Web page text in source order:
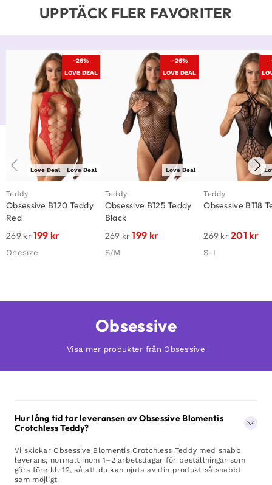
UPPTÄCK FLER FAVORITER
-26%
LOVE DEAL
Love Deal
Love Deal
Teddy
Obsessive B120 Teddy
Red
269kr199 kr
Onesize
-26%
LOVE DEAL
Love Deal
Teddy
Obsessive B125 Teddy
Black
269kr199 kr
S/M
Teddy
Obsessive B118
269kr201 kr
S-L
Obsessive
Visa mer produkter från Obsessive
Hur lång tid tar leveransen av Obsessive Blomentis
Crotchless Teddy?
Vi skickar Obsessive Blomentis Crotchless Teddy med snabb
leverans, normalt inom 1–2 arbetsdagar för beställningar som
görs före kl. 12, så att du kan njuta av din produkt så snabbt
som möjligt.